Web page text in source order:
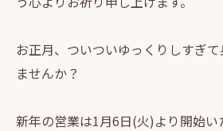
お正月、ついついゆっくりしすぎ
ませんか？
新年の営業は1月6日(火)より開始い